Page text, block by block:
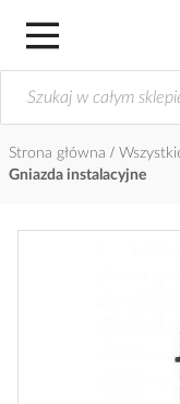
Strona główna
Gniazda instalacyjne